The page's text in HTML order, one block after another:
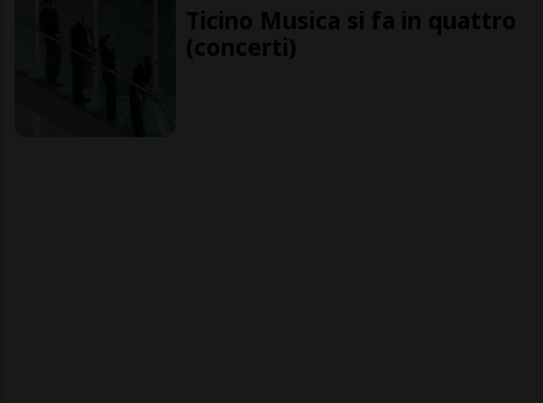
Ticino Musica si fa in quattro
(concerti)